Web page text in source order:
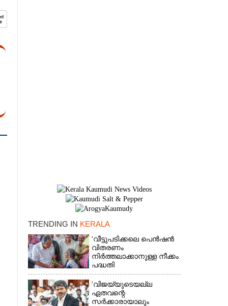
TRENDING IN KERALA
'വീട്ടുപടിക്കലെ പെൻഷൻ
വിതരണം
നിർത്തലാക്കാനുള്ള നീക്കം
പദ്ധതി
അവസാനിപ്പിക്കാനുള്ള
യുഡിഎഫ് അജണ്ടയുടെ
ആദ്യപടി'
'വിജയ്‌യുടെയല്ല
ഏതവന്റെ
സർക്കാരായാലും